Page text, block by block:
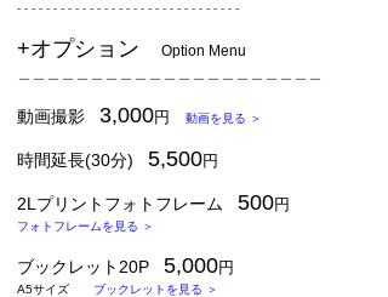
​- - - - - - - - - - - - - - - - - - - - - - - - - - - - - - -
+オプション
Option Menu
動画撮影 3,000円 動画を見る ＞
時間延長(30分) 5,500円
2Lプリントフォトフレーム 500円
フォトフレームを見る ＞
ブックレット20P 5,000円
A5サイズ ブックレットを見る ＞